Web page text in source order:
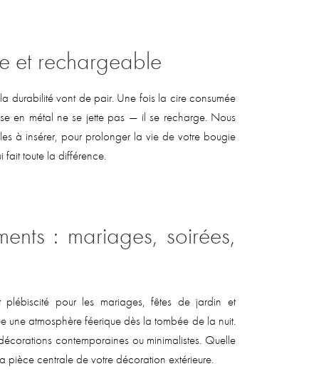
et rechargeable
durabilité vont de pair. Une fois la cire consumée
en métal ne se jette pas — il se recharge. Nous
à insérer, pour prolonger la vie de votre bougie
fait toute la différence.
: mariages, soirées,
pour les mariages, fêtes de jardin et
une atmosphère féerique dès la tombée de la nuit.
contemporaines ou minimalistes. Quelle
pièce centrale de votre décoration extérieure.